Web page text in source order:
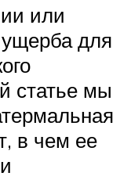
или
для
статье мы
в чем ее